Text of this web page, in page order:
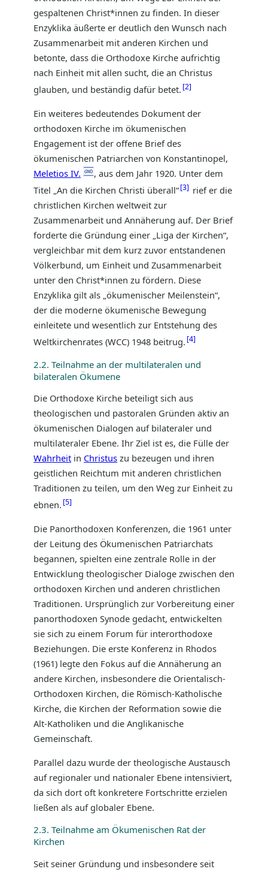
gespaltenen Christ*innen zu finden. In dieser
Enzyklika äußerte er deutlich den Wunsch nach
Zusammenarbeit mit anderen Kirchen und
betonte, dass die Orthodoxe Kirche aufrichtig
nach Einheit mit allen sucht, die an Christus
glauben, und beständig dafür betet. 2
Ein weiteres bedeutendes Dokument der
orthodoxen Kirche im ökumenischen
Engagement ist der offene Brief des
ökumenischen Patriarchen von Konstantinopel,
Meletios IV.
, aus dem Jahr 1920. Unter dem
Titel „An die Kirchen Christi überall“ 3
rief er die
christlichen Kirchen weltweit zur
Zusammenarbeit und Annäherung auf. Der Brief
forderte die Gründung einer „Liga der Kirchen“,
vergleichbar mit dem kurz zuvor entstandenen
Völkerbund, um Einheit und Zusammenarbeit
unter den Christ*innen zu fördern. Diese
Enzyklika gilt als „ökumenischer Meilenstein“,
der die moderne ökumenische Bewegung
einleitete und wesentlich zur Entstehung des
Weltkirchenrates (WCC) 1948 beitrug. 4
2.2. Teilnahme an der multilateralen und
bilateralen Ökumene
Die Orthodoxe Kirche beteiligt sich aus
theologischen und pastoralen Gründen aktiv an
ökumenischen Dialogen auf bilateraler und
multilateraler Ebene. Ihr Ziel ist es, die Fülle der
Wahrheit in Christus zu bezeugen und ihren
geistlichen Reichtum mit anderen christlichen
Traditionen zu teilen, um den Weg zur Einheit zu
ebnen. 5
Die Panorthodoxen Konferenzen, die 1961 unter
der Leitung des Ökumenischen Patriarchats
begannen, spielten eine zentrale Rolle in der
Entwicklung theologischer Dialoge zwischen den
orthodoxen Kirchen und anderen christlichen
Traditionen. Ursprünglich zur Vorbereitung einer
panorthodoxen Synode gedacht, entwickelten
sie sich zu einem Forum für interorthodoxe
Beziehungen. Die erste Konferenz in Rhodos
(1961) legte den Fokus auf die Annäherung an
andere Kirchen, insbesondere die Orientalisch-
Orthodoxen Kirchen, die Römisch-Katholische
Kirche, die Kirchen der Reformation sowie die
Alt-Katholiken und die Anglikanische
Gemeinschaft.
Parallel dazu wurde der theologische Austausch
auf regionaler und nationaler Ebene intensiviert,
da sich dort oft konkretere Fortschritte erzielen
ließen als auf globaler Ebene.
2.3. Teilnahme am Ökumenischen Rat der
Kirchen
Seit seiner Gründung und insbesondere seit